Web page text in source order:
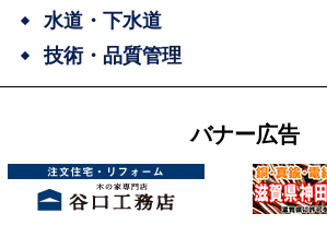
水道・下水道
技術・品質管理
バナー広告